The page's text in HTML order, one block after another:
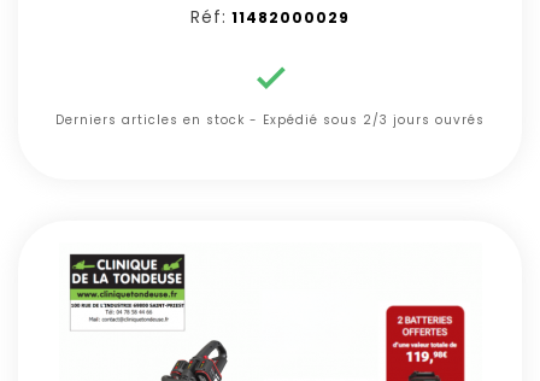
Réf: 11482000029

Derniers articles en stock - Expédié sous 2/3 jours ouvrés